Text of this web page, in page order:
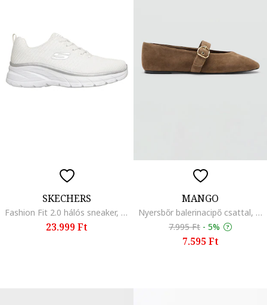
SKECHERS
Fashion Fit 2.0 hálós sneaker, Fehér
23.999 Ft
MANGO
Nyersbőr balerinacipő csattal, Világosbarna
7.995 Ft - 5%
7.595 Ft